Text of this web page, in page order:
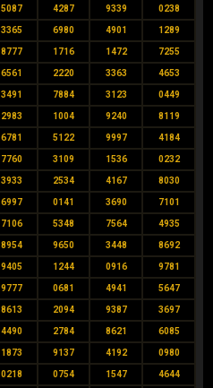
5087 4287 9339 0238
3365 6980 4901 1289
8777 1716 1472 7255
6561 2220 3363 4653
3491 7884 3123 0449
2983 1004 9240 8119
6781 5122 9997 4184
7760 3109 1536 0232
3933 2534 4167 8030
6997 0141 3690 7101
7106 5348 7564 4935
8954 9650 3448 8692
9405 1244 0916 9781
9777 0681 4941 5647
8613 2094 9387 3697
4490 2784 8621 6085
1873 9137 4192 0980
0218 0754 1547 4644